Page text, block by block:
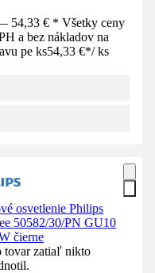
54,33 € * Všetky ceny
a bez nákladov na
pe ks54,33 €*/ ks
osvetlenie Philips
50582/30/PN GU10
čierne
tovar zatiaľ nikto